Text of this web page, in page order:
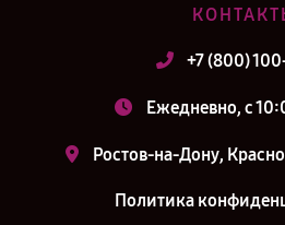
+7 (800)
Ежедневно, с
Ростов-на-Дону,
Политика